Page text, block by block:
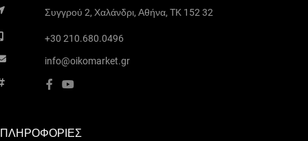
και χρήση του και είναι
οδηγίες της ΕΕ ErP 2018
ready και Ecodesign. Διαθέτει
σχεδίαση από ποιοτικά υλικά.
ενεργειακά κατοικίες αλλά και
Συγγρού 2, Χαλάνδρι, Αθήνα, TK 152 32
+30 210.680.0496
info@oikomarket.gr
ΠΛΗΡΟΦΟΡΙΕΣ